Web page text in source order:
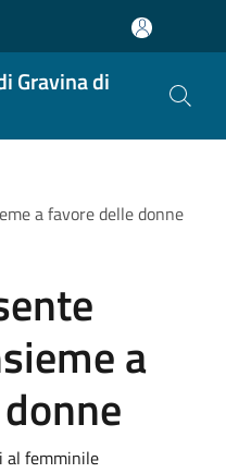
Gravina di
a favore delle donne
a
al femminile